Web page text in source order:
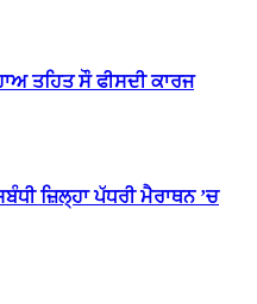
ਤਹਿਤ ਸੌ ਫੀਸਦੀ ਕਾਰਜ
ਜ਼ਿਲ੍ਹਾ ਪੱਧਰੀ ਮੈਰਾਥਨ ’ਚ